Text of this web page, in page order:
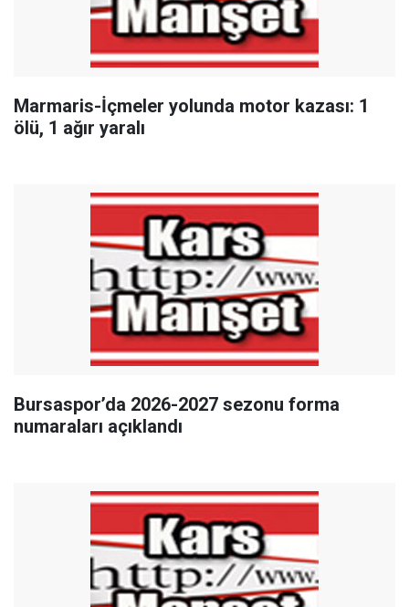
Marmaris-İçmeler yolunda motor kazası: 1
ölü, 1 ağır yaralı
Bursaspor’da 2026-2027 sezonu forma
numaraları açıklandı